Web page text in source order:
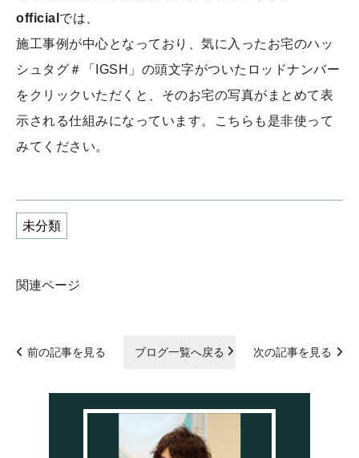
official では、
施工事例が中心となっており、気に入ったお宅のハッ
シュタグ＃「IGSH」の頭文字がついたロッドナンバー
をクリックいただくと、そのお宅の写真がまとめて表
示される仕組みになっています。こちらも是非使って
みてください。
未分類
関連ページ
前の記事を見る ブログ一覧へ戻る 次の記事を見る